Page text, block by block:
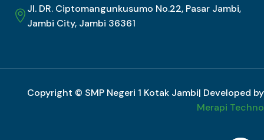
Jl. DR. Ciptomangunkusumo No.22, Pasar Jambi,
Jambi City, Jambi 36361
Copyright © SMP Negeri 1 Kotak Jambi| Developed by
Merapi Techno